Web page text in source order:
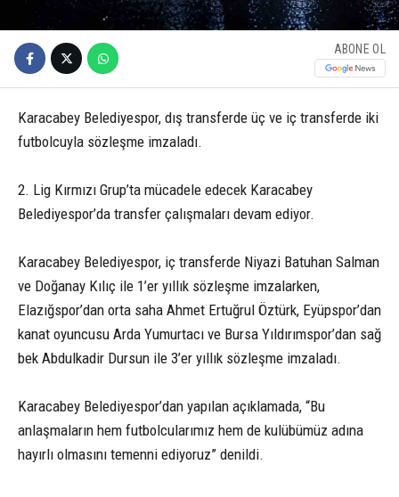
ABONE OL
Karacabey Belediyespor, dış transferde üç ve iç transferde iki
futbolcuyla sözleşme imzaladı.
2. Lig Kırmızı Grup’ta mücadele edecek Karacabey
Belediyespor’da transfer çalışmaları devam ediyor.
Karacabey Belediyespor, iç transferde Niyazi Batuhan Salman
ve Doğanay Kılıç ile 1’er yıllık sözleşme imzalarken,
Elazığspor’dan orta saha Ahmet Ertuğrul Öztürk, Eyüpspor’dan
kanat oyuncusu Arda Yumurtacı ve Bursa Yıldırımspor’dan sağ
bek Abdulkadir Dursun ile 3’er yıllık sözleşme imzaladı.
Karacabey Belediyespor’dan yapılan açıklamada, “Bu
anlaşmaların hem futbolcularımız hem de kulübümüz adına
hayırlı olmasını temenni ediyoruz” denildi.